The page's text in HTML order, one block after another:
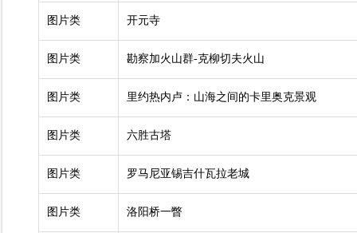
图片类 开元寺
图片类 勘察加火山群-克柳切夫火山
图片类 里约热内卢：山海之间的卡里奥克景观
图片类 六胜古塔
图片类 罗马尼亚锡吉什瓦拉老城
图片类 洛阳桥一瞥